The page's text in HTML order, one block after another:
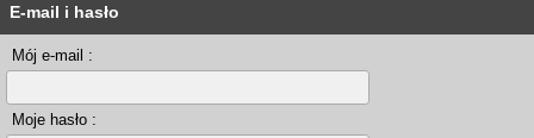
E-mail i hasło
Mój e-mail :
Moje hasło :